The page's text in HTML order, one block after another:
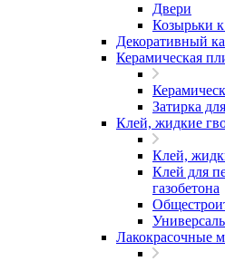
Двери
Козырьки
Декоративный
Керамическая
Затирка
Клей, жидкие
Клей,
Клей для
газобетона
Лакокрасочные